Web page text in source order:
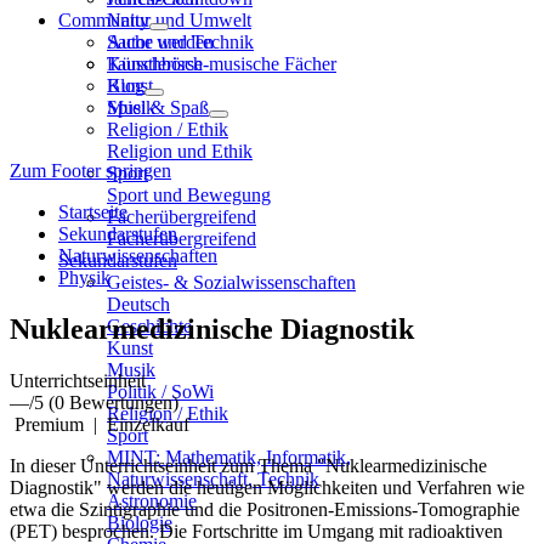
Natur und Umwelt
Sache und Technik
Künstlerisch-musische Fächer
Kunst
Musik
Religion / Ethik
Religion und Ethik
Sport
Sport und Bewegung
Fächerübergreifend
Fächerübergreifend
Sekundarstufen
Geistes- & Sozialwissenschaften
Deutsch
Geschichte
Kunst
Musik
Politik / SoWi
Religion / Ethik
Sport
MINT: Mathematik, Informatik,
Naturwissenschaft, Technik
Astronomie
Biologie
Community
Autor werden
Tauschbörse
Blog
Spiel & Spaß
Zum Footer springen
Startseite
Sekundarstufen
Naturwissenschaften
Physik
Nuklearmedizinische Diagnostik
Unterrichtseinheit
—/5 (0 Bewertungen)
Premium | Einzelkauf
In dieser Unterrichtseinheit zum Thema "Nuklearmedizinische
Diagnostik" werden die heutigen Möglichkeiten und Verfahren wie
etwa die Szintigraphie und die Positronen-Emissions-Tomographie
(PET) besprochen. Die Fortschritte im Umgang mit radioaktiven